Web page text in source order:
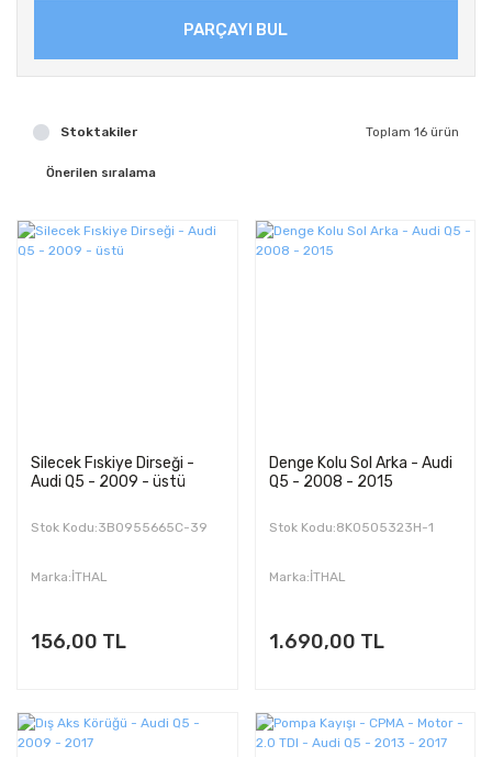
PARÇAYI BUL
Stoktakiler Toplam 16 ürün
Silecek Fıskiye Dirseği -
Audi Q5 - 2009 - üstü
Stok Kodu:3B0955665C-39
Marka:İTHAL
156,00 TL
Denge Kolu Sol Arka - Audi
Q5 - 2008 - 2015
Stok Kodu:8K0505323H-1
Marka:İTHAL
1.690,00 TL